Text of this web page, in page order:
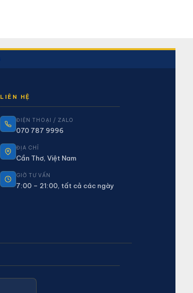
LIÊN HỆ
ĐIỆN THOẠI / ZALO
070 787 9996
ĐỊA CHỈ
Cần Thơ, Việt Nam
GIỜ TƯ VẤN
7:00 – 21:00, tất cả các ngày